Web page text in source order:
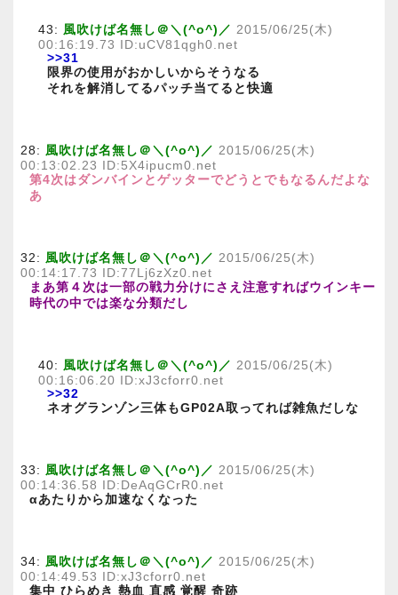
43: 風吹けば名無し＠＼(^o^)／ 2015/06/25(木)
00:16:19.73 ID:uCV81qgh0.net
>>31
限界の使用がおかしいからそうなる
それを解消してるパッチ当てると快適
28: 風吹けば名無し＠＼(^o^)／ 2015/06/25(木)
00:13:02.23 ID:5X4ipucm0.net
第4次はダンバインとゲッターでどうとでもなるんだよな
あ
32: 風吹けば名無し＠＼(^o^)／ 2015/06/25(木)
00:14:17.73 ID:77Lj6zXz0.net
まあ第４次は一部の戦力分けにさえ注意すればウインキー
時代の中では楽な分類だし
40: 風吹けば名無し＠＼(^o^)／ 2015/06/25(木)
00:16:06.20 ID:xJ3cforr0.net
>>32
ネオグランゾン三体もGP02A取ってれば雑魚だしな
33: 風吹けば名無し＠＼(^o^)／ 2015/06/25(木)
00:14:36.58 ID:DeAqGCrR0.net
αあたりから加速なくなった
34: 風吹けば名無し＠＼(^o^)／ 2015/06/25(木)
00:14:49.53 ID:xJ3cforr0.net
集中 ひらめき 熱血 直感 覚醒 奇跡